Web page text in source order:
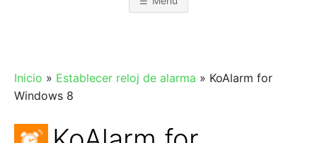
Inicio » Establecer reloj de alarma » KoAlarm for
Windows 8